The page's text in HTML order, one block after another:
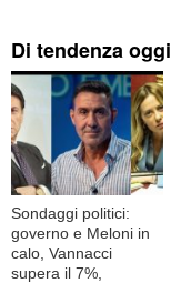
Di tendenza oggi
Sondaggi politici:
governo e Meloni in
calo, Vannacci
supera il 7%,